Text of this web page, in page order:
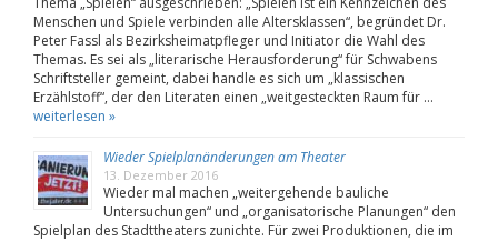
Menschen und Spiele verbinden alle Altersklassen“, begründet Dr.
Peter Fassl als Bezirksheimatpfleger und Initiator die Wahl des
Themas. Es sei als „literarische Herausforderung“ für Schwabens
Schriftsteller gemeint, dabei handle es sich um „klassischen
Erzählstoff“, der den Literaten einen „weitgesteckten Raum für …
weiterlesen »
Wieder Spielplanänderungen am Theater
13. Dezember 2016
Wieder mal machen „weitergehende bauliche
Untersuchungen“ und „organisatorische Planungen“ den
Spielplan des Stadttheaters zunichte. Für zwei Produktionen, die im